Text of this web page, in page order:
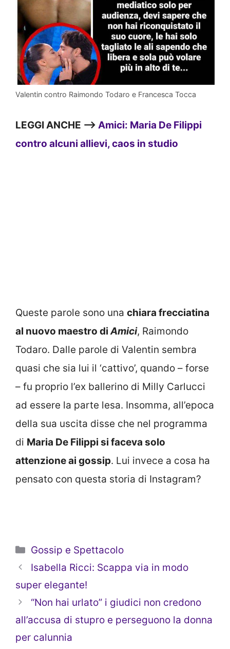
Valentin contro Raimondo Todaro e Francesca Tocca
LEGGI ANCHE —> Amici: Maria De Filippi
contro alcuni allievi, caos in studio
Queste parole sono una chiara frecciatina
al nuovo maestro diAmici, Raimondo
Todaro. Dalle parole di Valentin sembra
quasi che sia lui il ‘cattivo’, quando – forse
– fu proprio l’ex ballerino di Milly Carlucci
ad essere la parte lesa. Insomma, all’epoca
della sua uscita disse che nel programma
di Maria De Filippi si faceva solo
attenzione ai gossip. Lui invece a cosa ha
pensato con questa storia di Instagram?
Categorie
Gossip e Spettacolo
Isabella Ricci: Scappa via in modo
super elegante!
“Non hai urlato” i giudici non credono
all’accusa di stupro e perseguono la donna
per calunnia